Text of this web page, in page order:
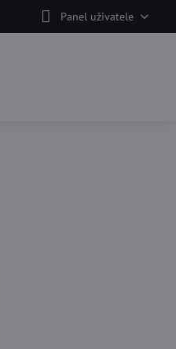
Panel uživatele